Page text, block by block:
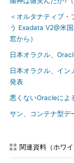
＜オルタナティブ
う Exadata V2@米
窓から）
日本オラクル、
日本オラクル、イン
発表
悪くないOracleによ
サン、コンテナ型デ
関連資料（ホワイ